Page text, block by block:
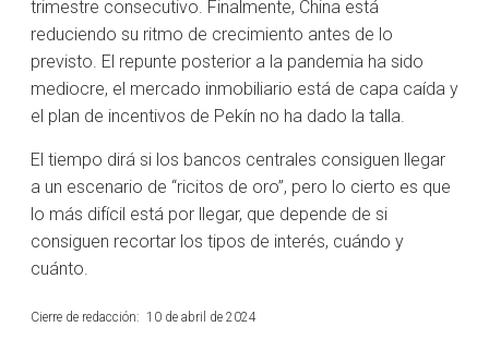
trimestre consecutivo. Finalmente, China está
reduciendo su ritmo de crecimiento antes de lo
previsto. El repunte posterior a la pandemia ha sido
mediocre, el mercado inmobiliario está de capa caída y
el plan de incentivos de Pekín no ha dado la talla.
El tiempo dirá si los bancos centrales consiguen llegar
a un escenario de “ricitos de oro”, pero lo cierto es que
lo más difícil está por llegar, que depende de si
consiguen recortar los tipos de interés, cuándo y
cuánto.
Cierre de redacción: 10 de abril de 2024